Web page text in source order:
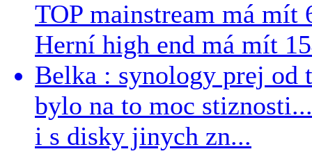
TOP mainstream má
Herní high end má mít
Belka : synology prej od
bylo na to moc
i s disky jinych zn...